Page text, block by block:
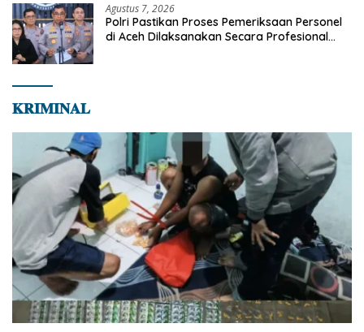
Agustus 7, 2026
Polri Pastikan Proses Pemeriksaan Personel
di Aceh Dilaksanakan Secara Profesional
𝐊𝐑𝐈𝐌𝐈𝐍𝐀𝐋